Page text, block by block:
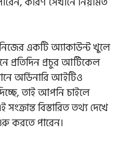
নিজের একটি অ্যাকাউন্ট খুলে
প্রতিদিন প্রচুর আর্টিকেল
অর্ডিনারি আইটিও
তাই আপনি চাইলে
বিস্তারিত তথ্য দেখে
করতে পারেন।